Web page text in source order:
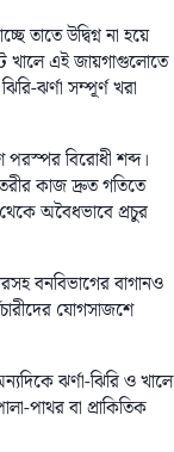
তাতে উদ্বিগ্ন না হয়ে
খালে এই জায়গাগুলােতে
ঝর্ণা সম্পূর্ণ খরা
বিরােধী শব্দ।
কাজ দ্রুত গতিতে
অবৈধভাবে প্রচুর
বনবিভাগের বাগানও
যােগসাজশে
ঝর্ণা-ঝিরি ও খালে
পাথর বা প্রাকিতিক